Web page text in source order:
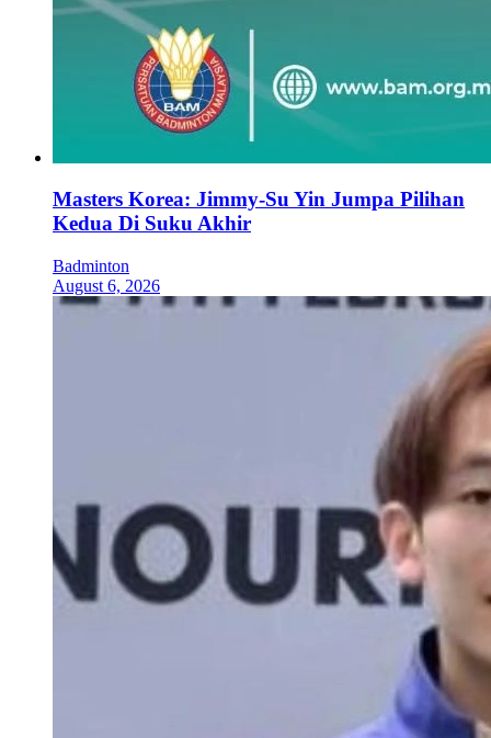
Masters Korea: Jimmy-Su Yin Jumpa Pilihan
Kedua Di Suku Akhir
Badminton
August 6, 2026